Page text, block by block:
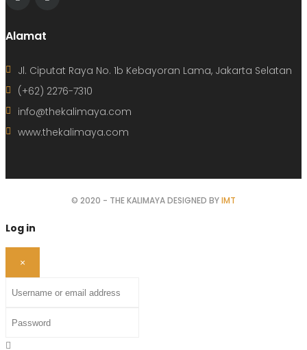
Alamat
Jl. Ciputat Raya No. 1b Kebayoran Lama, Jakarta Selatan
(+62) 2276-7310
info@thekalimaya.com
www.thekalimaya.com
© 2020 - THE KALIMAYA DESIGNED BYIMT
Log in
×